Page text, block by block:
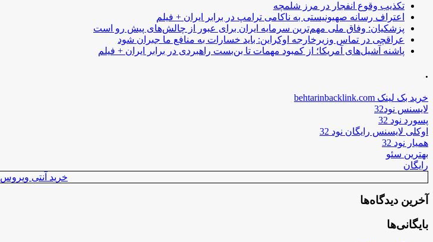
تکذیب وقوع انفجار در مرز شلمچه
اعتراف رسانه صهیونیستی به ناکامی ترامپ در برابر ایران + فیلم
پزشکیان: وفاق ملی مهم‌ترین سرمایه ایران برای عبور از چالش‌های پیش رو است
عراقچی در تماس وزیرخارجه اوکراین: باید خسارات به منافع ما جبران شود
پاشنه آشیل‌های آمریکا؛ از کمبود مهمات تا بن‌بست راهبردی در برابر ایران + فیلم
.
خرید بک لینک behtarinbacklink.com
لایسنس نود32
پسورد نود 32
اوکلی لایسنس رایگان نود 32
همیار نود 32
بهترین سئو
رایگان
خرید آنتی ویروس
آخرین دیدگاه‌ها
بایگانی‌ها